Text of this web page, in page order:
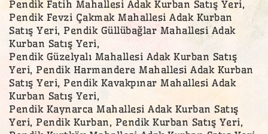
Pendik Fatih Mahallesi Adak Kurban Satış Yeri,
Pendik Fevzi Çakmak Mahallesi Adak Kurban
Satış Yeri, Pendik Güllübağlar Mahallesi Adak
Kurban Satış Yeri,
Pendik Güzelyalı Mahallesi Adak Kurban Satış
Yeri, Pendik Harmandere Mahallesi Adak Kurban
Satış Yeri, Pendik Kavakpınar Mahallesi Adak
Kurban Satış Yeri,
Pendik Kaynarca Mahallesi Adak Kurban Satış
Yeri, Pendik Kurban, Pendik Kurban Satış Yeri,